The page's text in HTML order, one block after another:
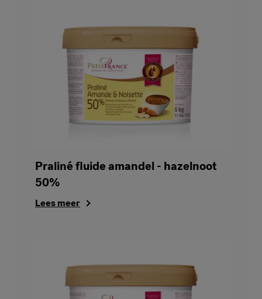
Praliné fluide amandel - hazelnoot
50%
Lees meer